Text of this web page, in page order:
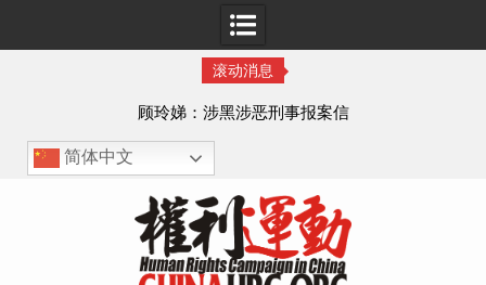
滚动消息
顾玲娣：涉黑涉恶刑事报案信
简体中文